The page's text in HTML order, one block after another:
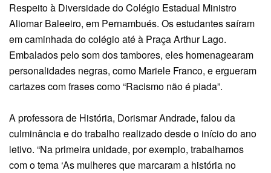
Respeito à Diversidade do Colégio Estadual Ministro
Aliomar Baleeiro, em Pernambués. Os estudantes saíram
em caminhada do colégio até à Praça Arthur Lago.
Embalados pelo som dos tambores, eles homenagearam
personalidades negras, como Mariele Franco, e ergueram
cartazes com frases como “Racismo não é piada”.
A professora de História, Dorismar Andrade, falou da
culminância e do trabalho realizado desde o início do ano
letivo. “Na primeira unidade, por exemplo, trabalhamos
com o tema ‘As mulheres que marcaram a história no